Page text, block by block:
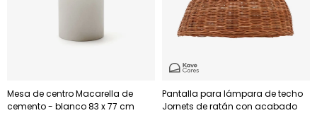
Mesa de centro Macarella de
cemento - blanco 83 x 77 cm
Pantalla para lámpara de techo
Jornets de ratán con acabado